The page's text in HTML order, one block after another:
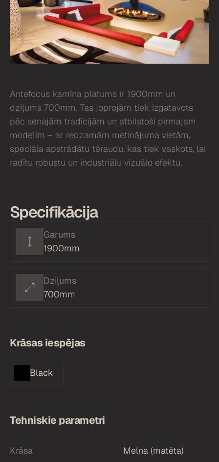
Antefocus kamīna platums ir 1900mm un
dziļums 700mm. Tas joprojām tiek izgatavots
pēc senajām tradīcijām un atbilstoši pirmajam
modelim – ar redzamām metinājuma vietām,
speciāla apstrādātu tēraudu, kas tiek vaskots, lai
radītu robustu un industriālu vizuālo efektu.
Specifikācija
Garums
1900mm
Dziļums
700mm
Krāsas iespējas
Black
Tehniskie parametri
Krāsa Melna (matēta)